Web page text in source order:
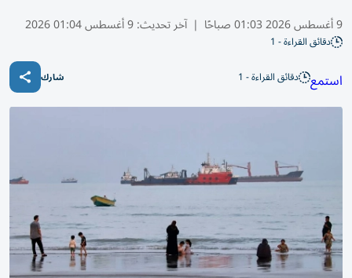
9 أغسطس 2026 01:03 صباحًا | آخر تحديث:9 أغسطس 01:04 2026
دقائق القراءة - 1
استمع دقائق القراءة - 1 شارك